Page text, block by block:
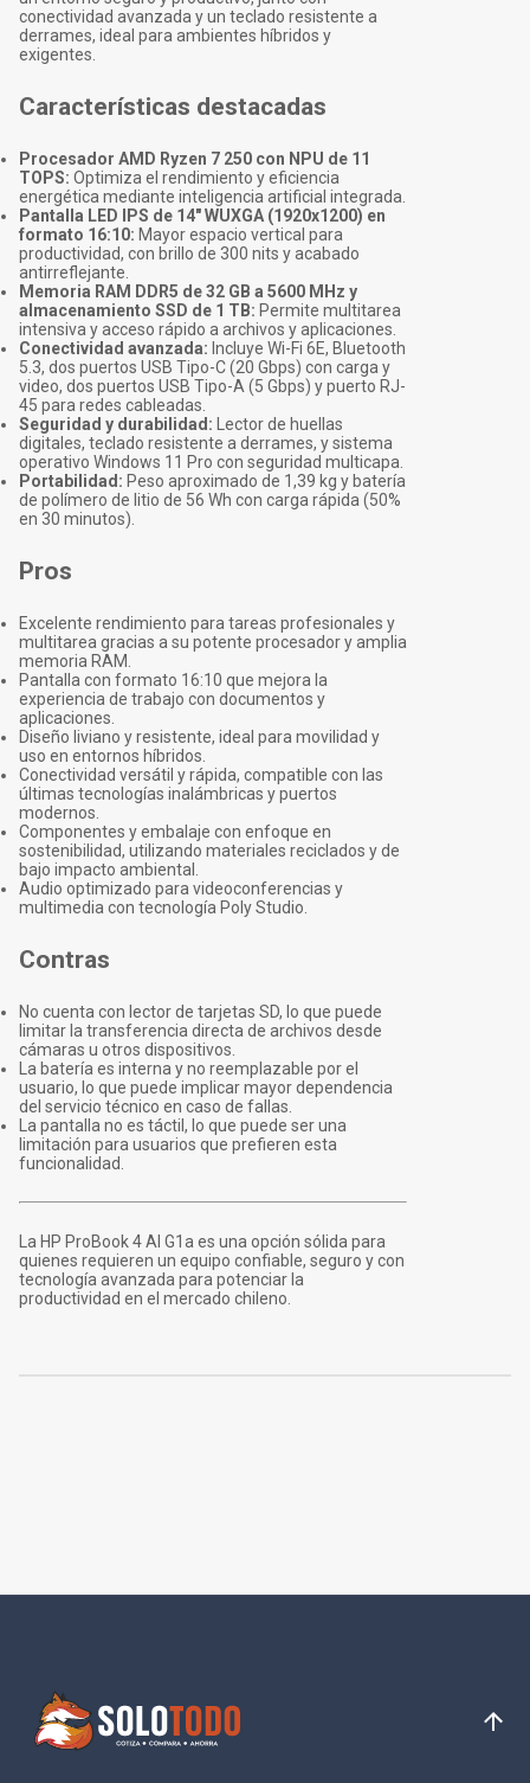
conectividad avanzada y un teclado resistente a
derrames, ideal para ambientes híbridos y
exigentes.
Características destacadas
Procesador AMD Ryzen 7 250 con NPU de 11
TOPS: Optimiza el rendimiento y eficiencia
energética mediante inteligencia artificial integrada.
Pantalla LED IPS de 14" WUXGA (1920x1200) en
formato 16:10: Mayor espacio vertical para
productividad, con brillo de 300 nits y acabado
antirreflejante.
Memoria RAM DDR5 de 32 GB a 5600 MHz y
almacenamiento SSD de 1 TB: Permite multitarea
intensiva y acceso rápido a archivos y aplicaciones.
Conectividad avanzada: Incluye Wi-Fi 6E, Bluetooth
5.3, dos puertos USB Tipo-C (20 Gbps) con carga y
video, dos puertos USB Tipo-A (5 Gbps) y puerto RJ-
45 para redes cableadas.
Seguridad y durabilidad: Lector de huellas
digitales, teclado resistente a derrames, y sistema
operativo Windows 11 Pro con seguridad multicapa.
Portabilidad: Peso aproximado de 1,39 kg y batería
de polímero de litio de 56 Wh con carga rápida (50%
en 30 minutos).
Pros
Excelente rendimiento para tareas profesionales y
multitarea gracias a su potente procesador y amplia
memoria RAM.
Pantalla con formato 16:10 que mejora la
experiencia de trabajo con documentos y
aplicaciones.
Diseño liviano y resistente, ideal para movilidad y
uso en entornos híbridos.
Conectividad versátil y rápida, compatible con las
últimas tecnologías inalámbricas y puertos
modernos.
Componentes y embalaje con enfoque en
sostenibilidad, utilizando materiales reciclados y de
bajo impacto ambiental.
Audio optimizado para videoconferencias y
multimedia con tecnología Poly Studio.
Contras
No cuenta con lector de tarjetas SD, lo que puede
limitar la transferencia directa de archivos desde
cámaras u otros dispositivos.
La batería es interna y no reemplazable por el
usuario, lo que puede implicar mayor dependencia
del servicio técnico en caso de fallas.
La pantalla no es táctil, lo que puede ser una
limitación para usuarios que prefieren esta
funcionalidad.
La HP ProBook 4 AI G1a es una opción sólida para
quienes requieren un equipo confiable, seguro y con
tecnología avanzada para potenciar la
productividad en el mercado chileno.